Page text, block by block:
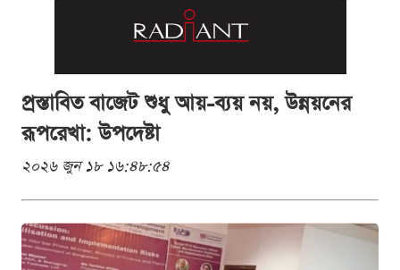
প্রস্তাবিত বাজেট শুধু আয়-ব্যয় নয়, উন্নয়নের
রূপরেখা: উপদেষ্টা
২০২৬ জুন ১৮ ১৬:৪৮:৫৪